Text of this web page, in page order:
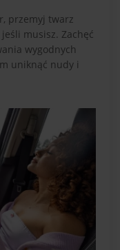
przemyj twarz
musisz. Zachęć
wygodnych
uniknąć nudy i